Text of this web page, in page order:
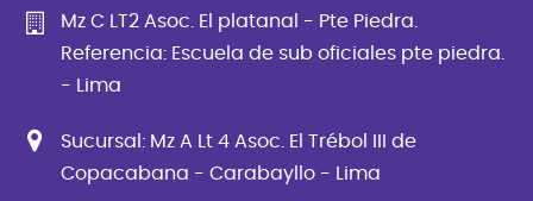
Mz C LT2 Asoc. El platanal - Pte Piedra.
Referencia: Escuela de sub oficiales pte piedra.
- Lima
Sucursal: Mz A Lt 4 Asoc. El Trébol III de
Copacabana - Carabayllo - Lima